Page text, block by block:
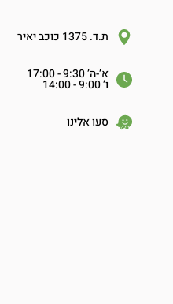
ת.ד. 1375 כוכב יאיר
א’-ה’ 9:30 - 17:00
ו’ 9:00 - 14:00
סעו אלינו